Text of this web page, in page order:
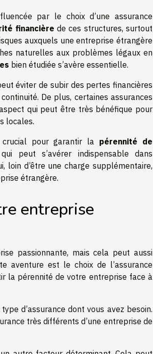
par le choix d’une assurance
financière de ces structures, surtout
auxquels une entreprise étrangère
naturelles aux problèmes légaux en
bien étudiée s’avère essentielle.
éviter de subir des pertes financières
De plus, certaines assurances
qui peut être très bénéfique pour
locales.
pour garantir la pérennité de
peut s’avérer indispensable dans
loin d’être une charge supplémentaire,
étrangère.
entreprise
passionnante, mais cela peut aussi
aventure est le choix de l’assurance
la pérennité de votre entreprise face à
d’assurance dont vous avez besoin.
très différents d’une entreprise de